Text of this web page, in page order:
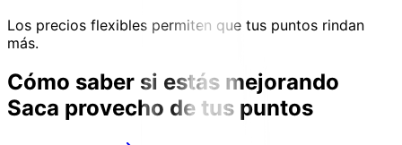
Los precios flexibles permiten que tus puntos rindan
más.
Cómo saber si estás mejorando
Saca provecho de tus puntos